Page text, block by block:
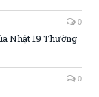
0
Nhật 19 Thường
0